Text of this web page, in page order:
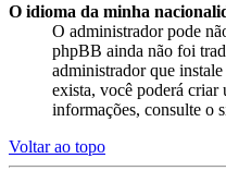
O idioma da minha
O administrador pode
phpBB ainda não foi
administrador que
exista, você poderá criar
informações, consulte o
Voltar ao topo